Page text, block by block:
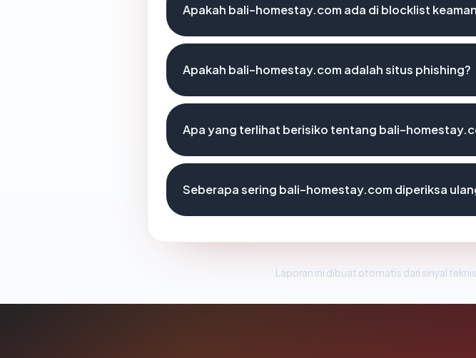
Apakah bali-homestay.com ada di blocklist
Apakah bali-homestay.com adalah situs phishing?
Apa yang terlihat berisiko tentang bali-
Seberapa sering bali-homestay.com diperiksa
Laporan ini dibuat otomatis dari sinyal